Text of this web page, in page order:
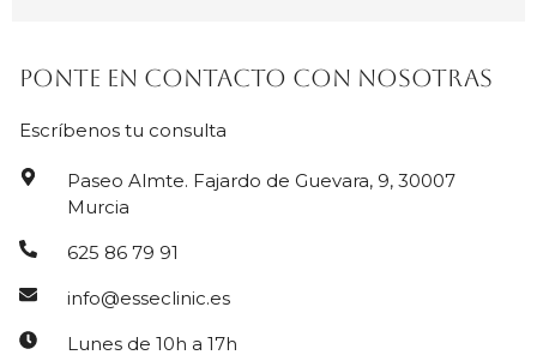
Ponte en contacto con nosotras
Escríbenos tu consulta
Paseo Almte. Fajardo de Guevara, 9, 30007
Murcia
625 86 79 91
info@esseclinic.es
Lunes de 10h a 17h